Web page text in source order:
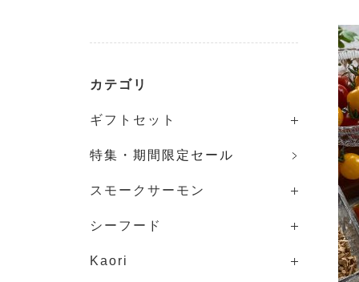
カテゴリ
ギフトセット
特集・期間限定セール
スモークサーモン
シーフード
Kaori